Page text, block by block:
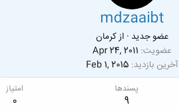
mdzaaibt
عضو جدید · ازکرمان
عضویت Apr 24, 2011
آخرین بازدید Feb 1, 2015
پسندها
9
امتیاز
0